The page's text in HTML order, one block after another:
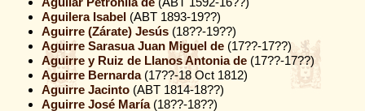
Aguilera Isabel (ABT 1893-19??)
Aguirre (Zárate) Jesús (18??-19??)
Aguirre Sarasua Juan Miguel de (17??-17??)
Aguirre y Ruiz de Llanos Antonia de (17??-17??)
Aguirre Bernarda(17??-18 Oct 1812)
Aguirre Jacinto (ABT 1814-18??)
Aguirre José María(18??-18??)